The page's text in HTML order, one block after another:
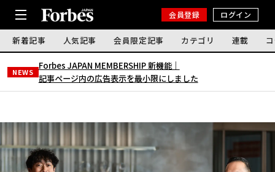
会員登録 ログイン
新着記事 人気記事 会員限定記事 カテゴリ 連載
NEWS
Forbes JAPAN MEMBERSHIP 新機能｜
記事ページ内の広告表示を最小限にしました